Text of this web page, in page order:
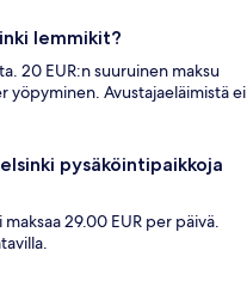
lemmikit?
20 EUR:n suuruinen maksu
yöpyminen. Avustajaeläimistä ei
pysäköintipaikkoja
29.00 EUR per päivä.